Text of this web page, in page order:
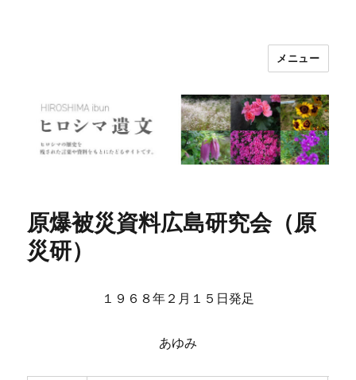
メニュー
原爆被災資料広島研究会（原
災研）
１９６８年２月１５日発足
あゆみ